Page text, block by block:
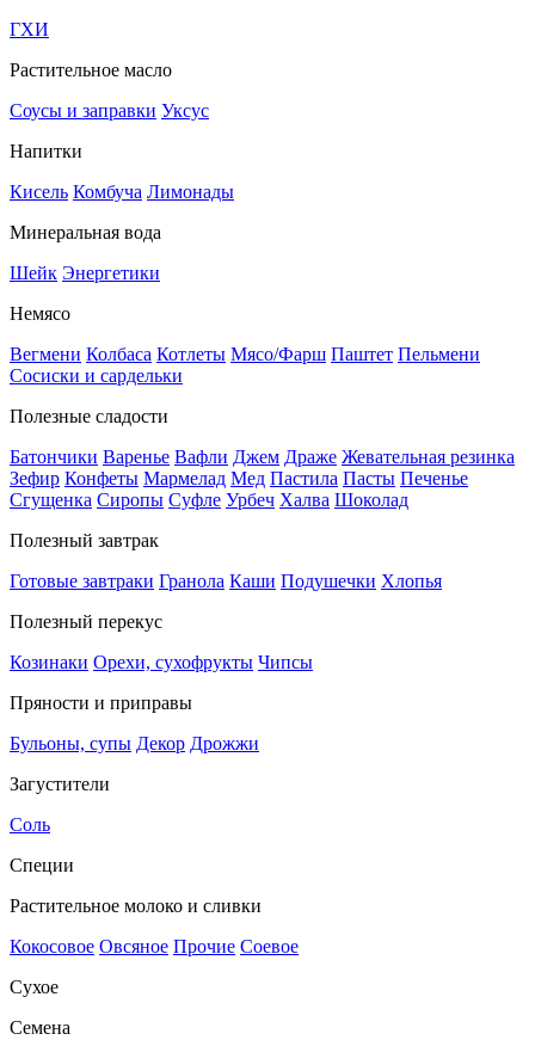
ГХИ
Растительное масло
Соусы и заправки Уксус
Напитки
Кисель Комбуча Лимонады
Минеральная вода
Шейк Энергетики
Немясо
Вегмени Колбаса Котлеты Мясо/Фарш Паштет Пельмени
Сосиски и сардельки
Полезные сладости
Батончики Варенье Вафли Джем Драже Жевательная резинка
Зефир Конфеты Мармелад Мед Пастила Пасты Печенье
Сгущенка Сиропы Суфле Урбеч Халва Шоколад
Полезный завтрак
Готовые завтраки Гранола Каши Подушечки Хлопья
Полезный перекус
Козинаки Орехи, сухофрукты Чипсы
Пряности и приправы
Бульоны, супы Декор Дрожжи
Загустители
Соль
Специи
Растительное молоко и сливки
Кокосовое Овсяное Прочие Соевое
Сухое
Семена